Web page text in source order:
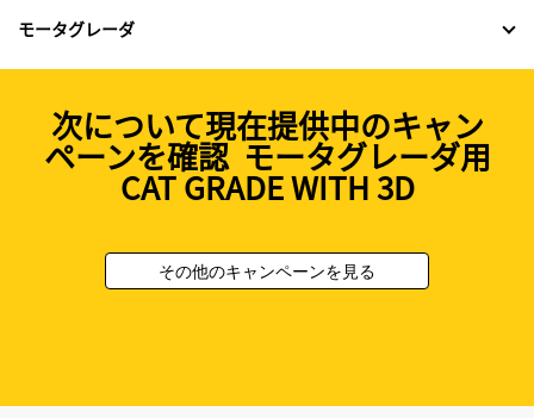
モータグレーダ
次について現在提供中のキャン
ペーンを確認 モータグレーダ用
CAT GRADE WITH 3D
その他のキャンペーンを見る